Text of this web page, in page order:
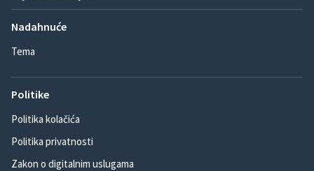
Nadahnuće
Tema
Politike
Politika kolačića
Politika privatnosti
Zakon o digitalnim uslugama